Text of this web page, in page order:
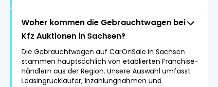
Woher kommen die Gebrauchtwagen bei
Kfz Auktionen in Sachsen?
Die Gebrauchtwagen auf CarOnSale in Sachsen
stammen hauptsächlich von etablierten Franchise-
Händlern aus der Region. Unsere Auswahl umfasst
Leasingrückläufer, Inzahlungnahmen und